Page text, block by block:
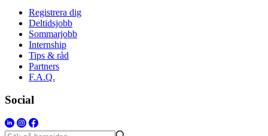
Registrera dig
Deltidsjobb
Sommarjobb
Internship
Tips & råd
Partners
F.A.Q.
Social